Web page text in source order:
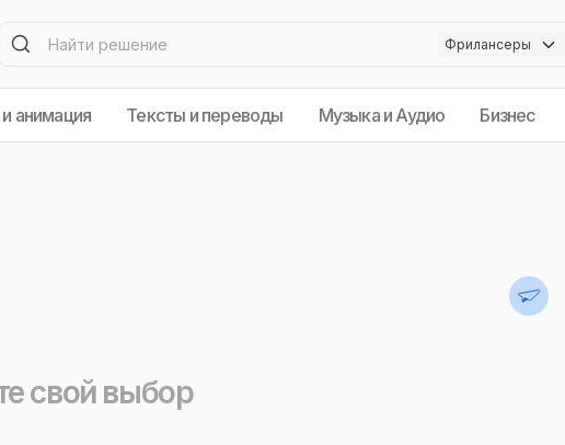
анимация Тексты и переводы Музыка и Аудио Бизнес
свой выбор